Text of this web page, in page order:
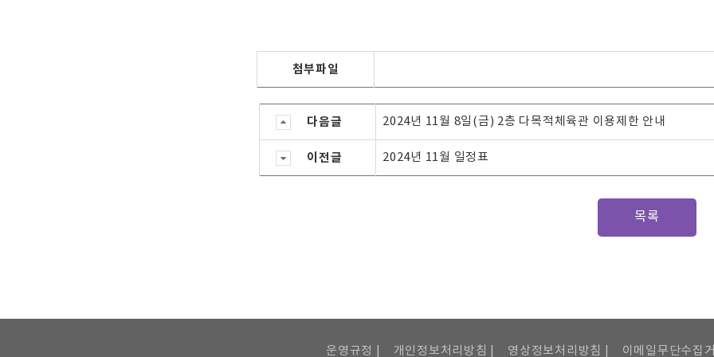
첨부파일
다음글 2024년 11월 8일(금) 2층 다목적체육관 이용제한 안내
이전글 2024년 11월 일정표
목록
운영규정 | 개인정보처리방침 | 영상정보처리방침 | 이메일무단수집